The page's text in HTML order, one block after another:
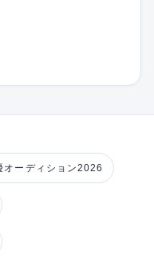
オーディション2026